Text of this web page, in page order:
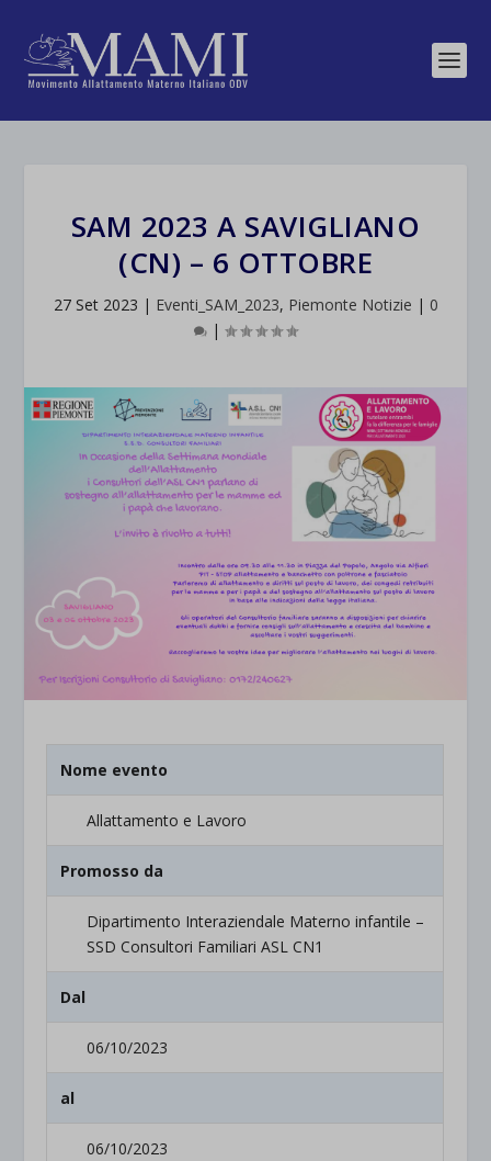
SAM 2023 A SAVIGLIANO
(CN) – 6 OTTOBRE
27 Set 2023 | Eventi_SAM_2023, Piemonte Notizie | 0
|
Nome evento
Allattamento e Lavoro
Promosso da
Dipartimento Interaziendale Materno infantile –
SSD Consultori Familiari ASL CN1
Dal
06/10/2023
al
06/10/2023